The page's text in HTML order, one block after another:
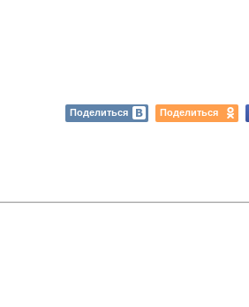
Поделиться Поделиться